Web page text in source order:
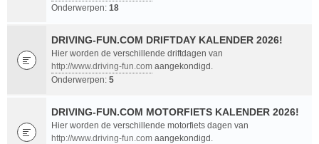
Onderwerpen: 18
DRIVING-FUN.COM DRIFTDAY KALENDER 2026!
Hier worden de verschillende driftdagen van
http://www.driving-fun.com aangekondigd.
Onderwerpen: 5
DRIVING-FUN.COM MOTORFIETS KALENDER 2026!
Hier worden de verschillende motorfiets dagen van
http://www.driving-fun.com aangekondigd.